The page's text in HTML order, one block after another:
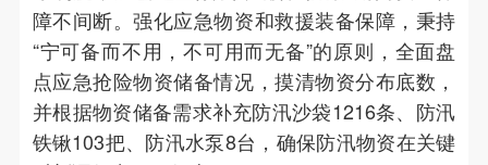
障不间断。强化应急物资和救援装备保障，秉持
“宁可备而不用，不可用而无备”的原则，全面盘
点应急抢险物资储备情况，摸清物资分布底数，
并根据物资储备需求补充防汛沙袋1216条、防汛
铁锹103把、防汛水泵8台，确保防汛物资在关键